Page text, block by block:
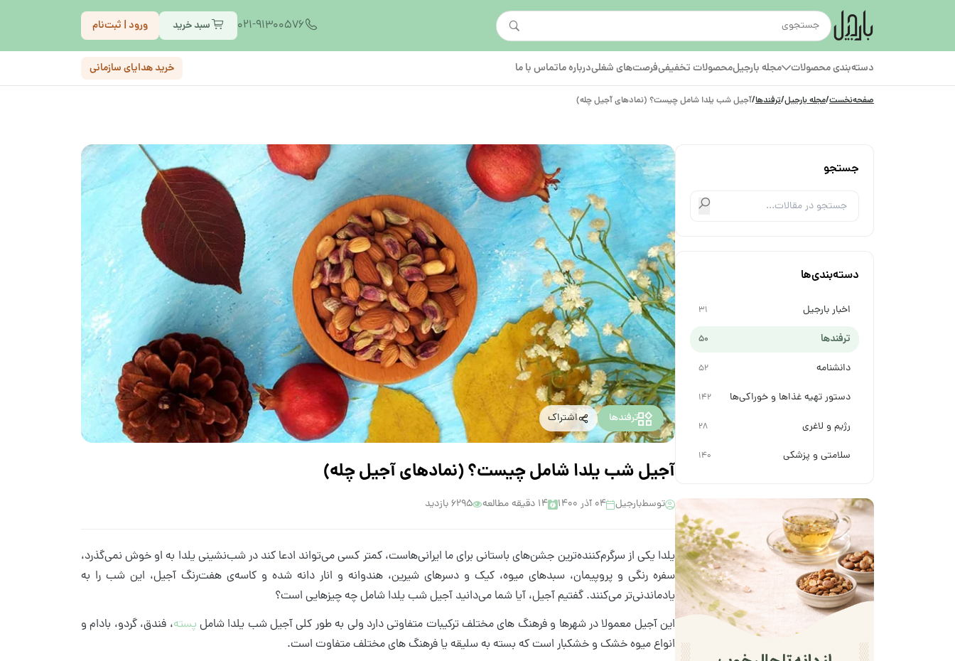
021-91300576 سبد خرید ورود | ثبت‌نام
دسته‌بندی محصولات مجله بارجیلمحصولات تخفیفیفرصت‌های شغلیدرباره ماتماس با ما خرید هدایای سازمانی
صفحه‌نخست/مجله بارجیل/ترفندها/آجیل شب یلدا شامل چیست؟ (نمادهای آجیل چله)
ترفندها اشتراک
آجیل شب یلدا شامل چیست؟ (نمادهای آجیل چله)
توسطبارجیل ۰۴ آذر ۱۴۰۰ 14 دقیقه مطالعه 6295 بازدید
یلدا یکی از سرگرم‌کننده‌ترین جشن‌های باستانی برای ما ایرانی‌هاست، کمتر کسی می‌تواند ادعا کند در شب‌نشینی یلدا به او خوش نمی‌گذرد،
سفره رنگی و پروپیمان، سبدهای میوه، کیک و دسرهای شیرین، هندوانه و انار دانه شده و کاسه‌ی هفت‌رنگ آجیل، این شب را به
یادماندنی‌تر می‌کنند. گفتیم آجیل، آیا شما می‌دانید آجیل شب یلدا شامل چه چیزهایی است؟
این آجیل معمولا در شهرها و فرهنگ های مختلف ترکیبات متفاوتی دارد ولی به طور کلی آجیل شب یلدا شامل پسته، فندق، گردو، بادام و
انواع میوه خشک و خشکبار است که بسته به سلیقه یا فرهنگ های مختلف متفاوت است.
جستجو
دسته‌بندی‌ها
اخبار بارجیل 31
ترفندها 50
دانشنامه 52
دستور تهیه غذاها و خوراکی‌ها 142
رژیم و لاغری 28
سلامتی و پزشکی 140